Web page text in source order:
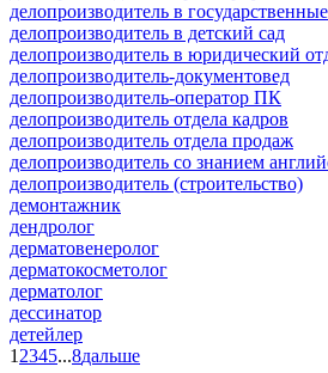
делопроизводитель в
делопроизводитель в детский сад
делопроизводитель в юридический
делопроизводитель-документовед
делопроизводитель-оператор ПК
делопроизводитель отдела кадров
делопроизводитель отдела продаж
делопроизводитель со знанием
делопроизводитель (строительство)
демонтажник
дендролог
дерматовенеролог
дерматокосметолог
дерматолог
дессинатор
детейлер
1 2345...8дальше